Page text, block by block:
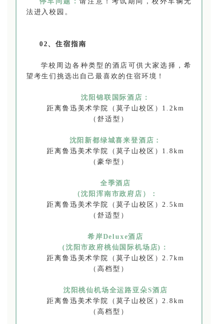
法进入校园。
02、住宿指南
学校周边各种类型的酒店可供大家选择，希
望考生们挑选出自己最喜欢的住宿环境！
沈阳锦联国际酒店：
距离鲁迅美术学院（莫子山校区）1.2km
（舒适型）
沈阳新都绿城喜来登酒店：
距离鲁迅美术学院（莫子山校区）1.8km
（豪华型）
全季酒店
（沈阳浑南市政府店）：
距离鲁迅美术学院（莫子山校区）2.5km
（舒适型）
希岸Deluxe酒店
(沈阳市政府桃仙国际机场店)：
距离鲁迅美术学院（莫子山校区）2.7km
（高档型）
沈阳桃仙机场全运路亚朵S酒店
距离鲁迅美术学院（莫子山校区）2.8km
（高档型）